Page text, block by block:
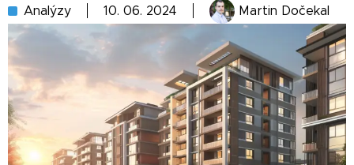
Analýzy 10. 06. 2024 Martin Dočekal